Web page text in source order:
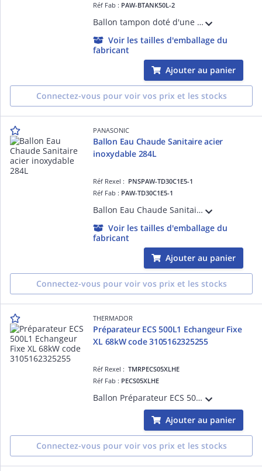
Réf Fab : PAW-BTANK50L-2
Ballon tampon doté d'une capacité de 50L fabriqué en acier inoxydable avec 4 piquages
Voir les tailles d'emballage du
fabricant
Ajouter au panier
Connectez-vous pour voir vos prix et les stocks
PANASONIC
Ballon Eau Chaude Sanitaire acier
inoxydable 284L
Réf Rexel : PNSPAW-TD30C1E5-1
Réf Fab : PAW-TD30C1E5-1
Ballon Eau Chaude Sanitaire d'une capacité de 284 fabriqué en Inox (Vanne 3 voies en option)
Voir les tailles d'emballage du
fabricant
Ajouter au panier
Connectez-vous pour voir vos prix et les stocks
THERMADOR
Préparateur ECS 500L1 Echangeur Fixe
XL 68kW code 3105162325255
Réf Rexel :TMRPECS05XLHE
Réf Fab : PECS05XLHE
Ballon Préparateur ECS 500L avec 1 Echangeur Fixe 44 L 68 kW Isolation PolyUrethane Injecté Jaquette non amovible Classe B Thermador
Ajouter au panier
Connectez-vous pour voir vos prix et les stocks